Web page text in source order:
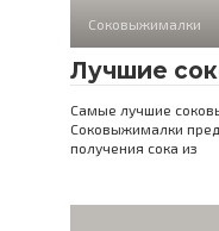
Соковыжималки
Лучшие
Самые лучшие
Соковыжималки
получения сока из